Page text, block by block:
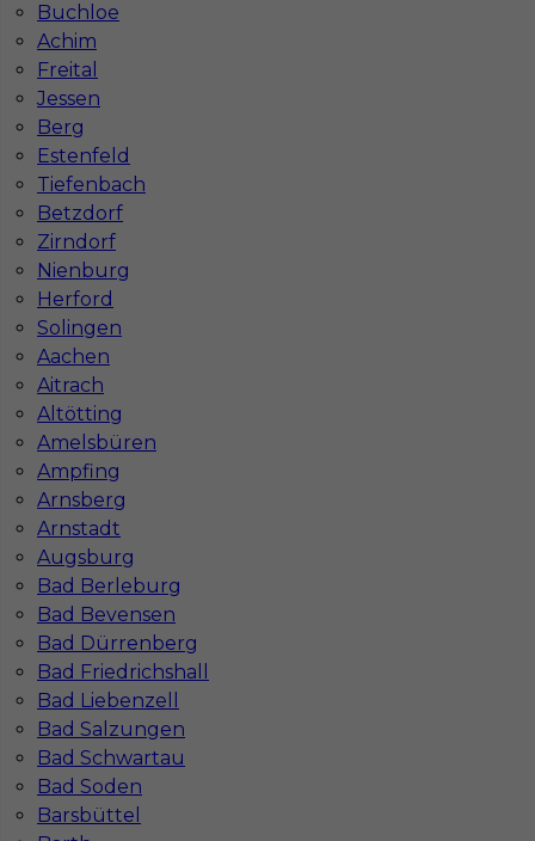
Buchloe
Achim
Freital
Jessen
Berg
Estenfeld
Tiefenbach
Betzdorf
Zirndorf
Nienburg
Herford
Solingen
Aachen
Aitrach
Altötting
Amelsbüren
Ampfing
Arnsberg
Arnstadt
Augsburg
Bad Berleburg
Bad Bevensen
Bad Dürrenberg
Bad Friedrichshall
Bad Liebenzell
Bad Salzungen
Bad Schwartau
Bad Soden
Barsbüttel
Praca dla Montera płyt g-k w Getyndze - w
Niemczech
Kategoria
Lokalizacja Niemcy
Wymagane języki
Stawka 12 - € / h
Praca dla Montera płyt gk w Getyndze
Kategoria Prace wykończeniowe
Lokalizacja Niemcy
Wymagane języki Niemiecki komunikatywny
Stawka 12 - € / h
1
Znaleziono 5 wyników